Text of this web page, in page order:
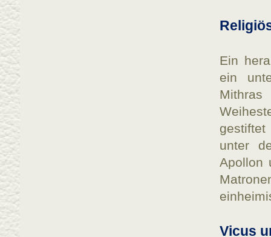
Ein
ein
gestiftet
unter
Apollon
Vicus